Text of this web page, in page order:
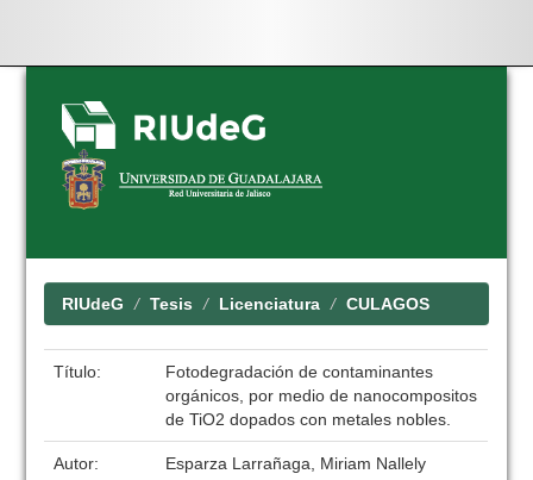
Skip
navigation
RIUdeG Tesis Licenciatura CULAGOS
Título:
Fotodegradación de contaminantes
orgánicos, por medio de nanocompositos
de TiO2 dopados con metales nobles.
Autor: Esparza Larrañaga, Miriam Nallely